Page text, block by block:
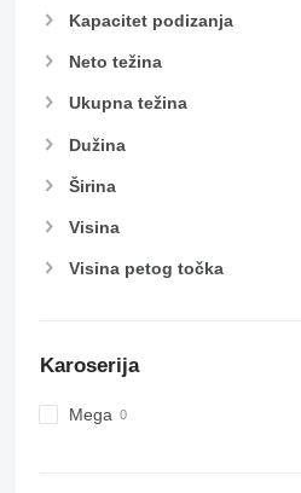
Kapacitet podizanja
Neto težina
Ukupna težina
Dužina
Širina
Visina
Visina petog točka
Karoserija
Mega